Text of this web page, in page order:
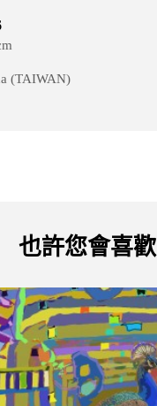
(TAIWAN)
也許您會喜歡